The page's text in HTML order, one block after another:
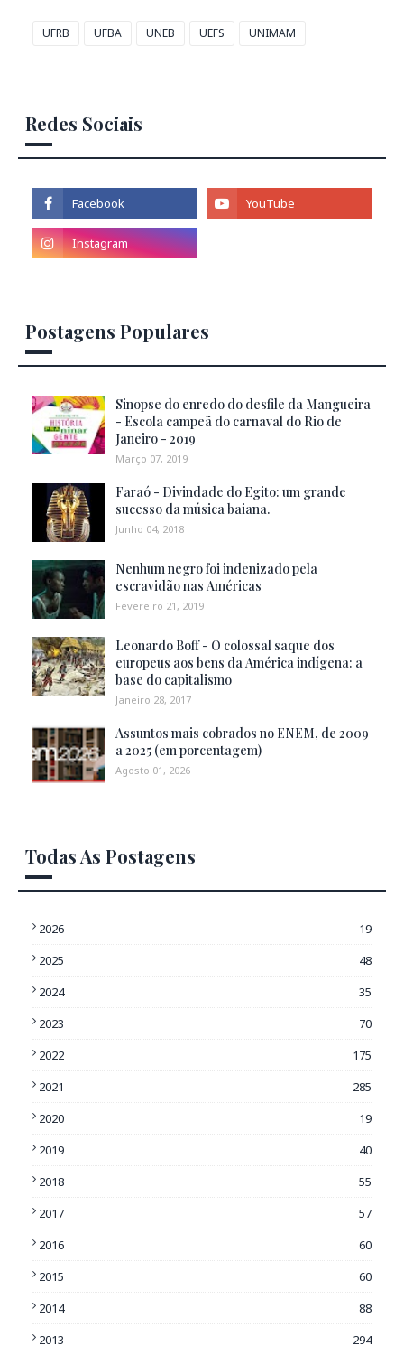
UFRB UFBA UNEB UEFS UNIMAM
Redes Sociais
Postagens Populares
Sinopse do enredo do desfile da Mangueira
- Escola campeã do carnaval do Rio de
Janeiro - 2019
Março 07, 2019
Faraó - Divindade do Egito: um grande
sucesso da música baiana.
Junho 04, 2018
Nenhum negro foi indenizado pela
escravidão nas Américas
Fevereiro 21, 2019
Leonardo Boff - O colossal saque dos
europeus aos bens da América indígena: a
base do capitalismo
Janeiro 28, 2017
Assuntos mais cobrados no ENEM, de 2009
a 2025 (em porcentagem)
Agosto 01, 2026
Todas As Postagens
2026
19
2025
48
2024
35
2023
70
2022
175
2021
285
2020
19
2019
40
2018
55
2017
57
2016
60
2015
60
2014
88
2013
294